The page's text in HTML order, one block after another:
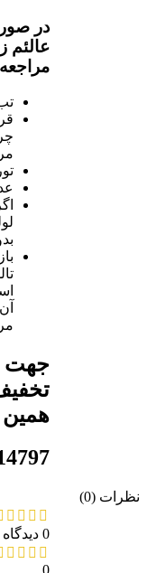
در صورت
عالئم
مراجعه
تب و
تورم
عدم
اگر
بدون
تالش
آن
جهت
تخفیف
همین
(0)